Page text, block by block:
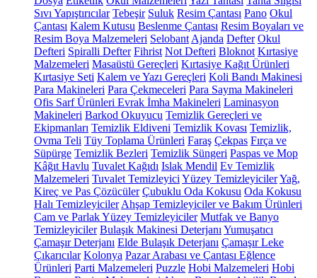
Sıvı Yapıştırıcılar Tebeşir Suluk Resim Çantası Pano Okul
Çantası Kalem Kutusu Beslenme Çantası Resim Boyaları ve
Resim Boya Malzemeleri Selobant Ajanda Defter Okul
Defteri Spiralli Defter Fihrist Not Defteri Bloknot Kırtasiye
Malzemeleri Masaüstü Gereçleri Kırtasiye Kağıt Ürünleri
Kırtasiye Seti Kalem ve Yazı Gereçleri Koli Bandı Makinesi
Para Makineleri Para Çekmeceleri Para Sayma Makineleri
Ofis Sarf Ürünleri Evrak İmha Makineleri Laminasyon
Makineleri Barkod Okuyucu Temizlik Gereçleri ve
Ekipmanları Temizlik Eldiveni Temizlik Kovası Temizlik,
Ovma Teli Tüy Toplama Ürünleri Faraş Çekpas Fırça ve
Süpürge Temizlik Bezleri Temizlik Süngeri Paspas ve Mop
Kâğıt Havlu Tuvalet Kağıdı Islak Mendil Ev Temizlik
Malzemeleri Tuvalet Temizleyici Yüzey TemizleyicilerYağ,
Kireç ve Pas Çözücüler Çubuklu Oda Kokusu Oda Kokusu
Halı Temizleyiciler Ahşap Temizleyiciler ve Bakım Ürünleri
Cam ve Parlak Yüzey Temizleyiciler Mutfak ve Banyo
Temizleyiciler Bulaşık Makinesi Deterjanı Yumuşatıcı
Çamaşır Deterjanı Elde Bulaşık Deterjanı Çamaşır Leke
Çıkarıcılar Kolonya Pazar Arabası ve Çantası Eğlence
Ürünleri Parti Malzemeleri Puzzle Hobi Malzemeleri Hobi